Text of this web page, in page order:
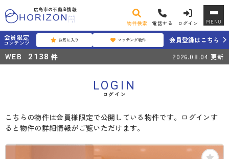
広島市の不動産情報
物件検索 電話する ログイン MENU
会員限定
コンテンツ お気に入り マッチング物件 会員登録はこちら
WEB 2138 件 2026.08.04 更新
LOGIN
ログイン
こちらの物件は会員様限定で公開している物件です。ログインす
ると物件の詳細情報がご覧いただけます。